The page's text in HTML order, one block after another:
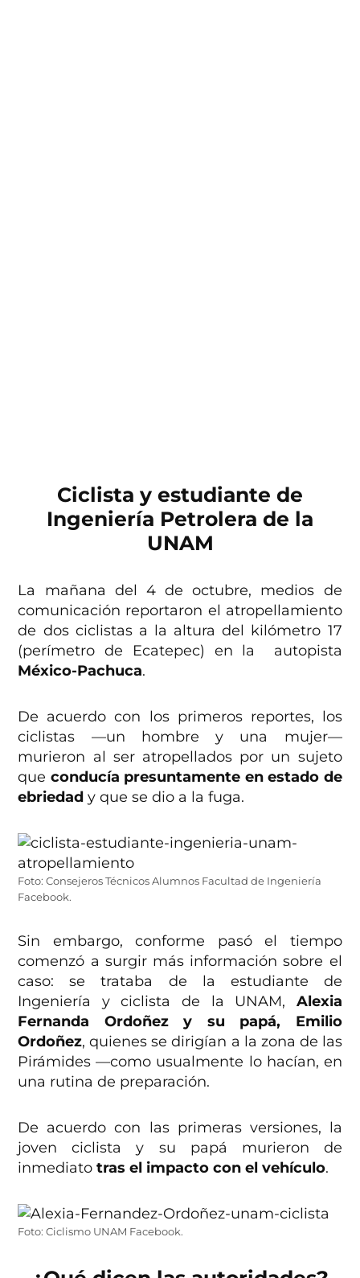
Ciclista y estudiante de
Ingeniería Petrolera de la
UNAM
La mañana del 4 de octubre, medios de
comunicación reportaron el atropellamiento
de dos ciclistas a la altura del kilómetro 17
(perímetro de Ecatepec) en la autopista
México-Pachuca.
De acuerdo con los primeros reportes, los
ciclistas —un hombre y una mujer—
murieron al ser atropellados por un sujeto
que conducía presuntamente en estado de
ebriedad y que se dio a la fuga.
Foto: Consejeros Técnicos Alumnos Facultad de Ingeniería
Facebook.
Sin embargo, conforme pasó el tiempo
comenzó a surgir más información sobre el
caso: se trataba de la estudiante de
Ingeniería y ciclista de la UNAM, Alexia
Fernanda Ordoñez y su papá, Emilio
Ordoñez, quienes se dirigían a la zona de las
Pirámides —como usualmente lo hacían, en
una rutina de preparación.
De acuerdo con las primeras versiones, la
joven ciclista y su papá murieron de
inmediatotras el impacto con el vehículo.
Foto: Ciclismo UNAM Facebook.